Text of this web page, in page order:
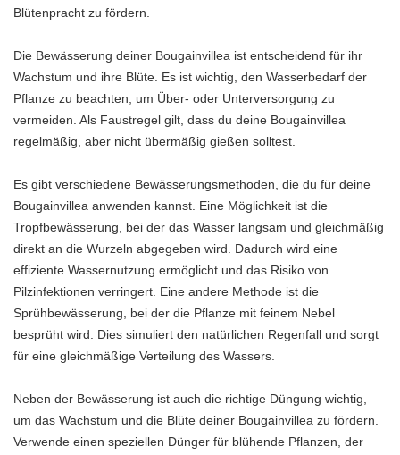
Blütenpracht zu fördern.
Die Bewässerung deiner Bougainvillea ist entscheidend für ihr
Wachstum und ihre Blüte. Es ist wichtig, den Wasserbedarf der
Pflanze zu beachten, um Über- oder Unterversorgung zu
vermeiden. Als Faustregel gilt, dass du deine Bougainvillea
regelmäßig, aber nicht übermäßig gießen solltest.
Es gibt verschiedene Bewässerungsmethoden, die du für deine
Bougainvillea anwenden kannst. Eine Möglichkeit ist die
Tropfbewässerung, bei der das Wasser langsam und gleichmäßig
direkt an die Wurzeln abgegeben wird. Dadurch wird eine
effiziente Wassernutzung ermöglicht und das Risiko von
Pilzinfektionen verringert. Eine andere Methode ist die
Sprühbewässerung, bei der die Pflanze mit feinem Nebel
besprüht wird. Dies simuliert den natürlichen Regenfall und sorgt
für eine gleichmäßige Verteilung des Wassers.
Neben der Bewässerung ist auch die richtige Düngung wichtig,
um das Wachstum und die Blüte deiner Bougainvillea zu fördern.
Verwende einen speziellen Dünger für blühende Pflanzen, der